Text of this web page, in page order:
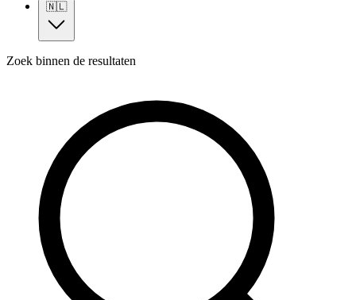
🇳🇱
Zoek binnen de resultaten